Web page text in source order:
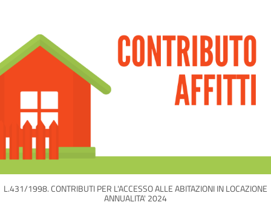
L.431/1998. CONTRIBUTI PER L'ACCESSO ALLE ABITAZIONI IN LOCAZIONE
ANNUALITA' 2024